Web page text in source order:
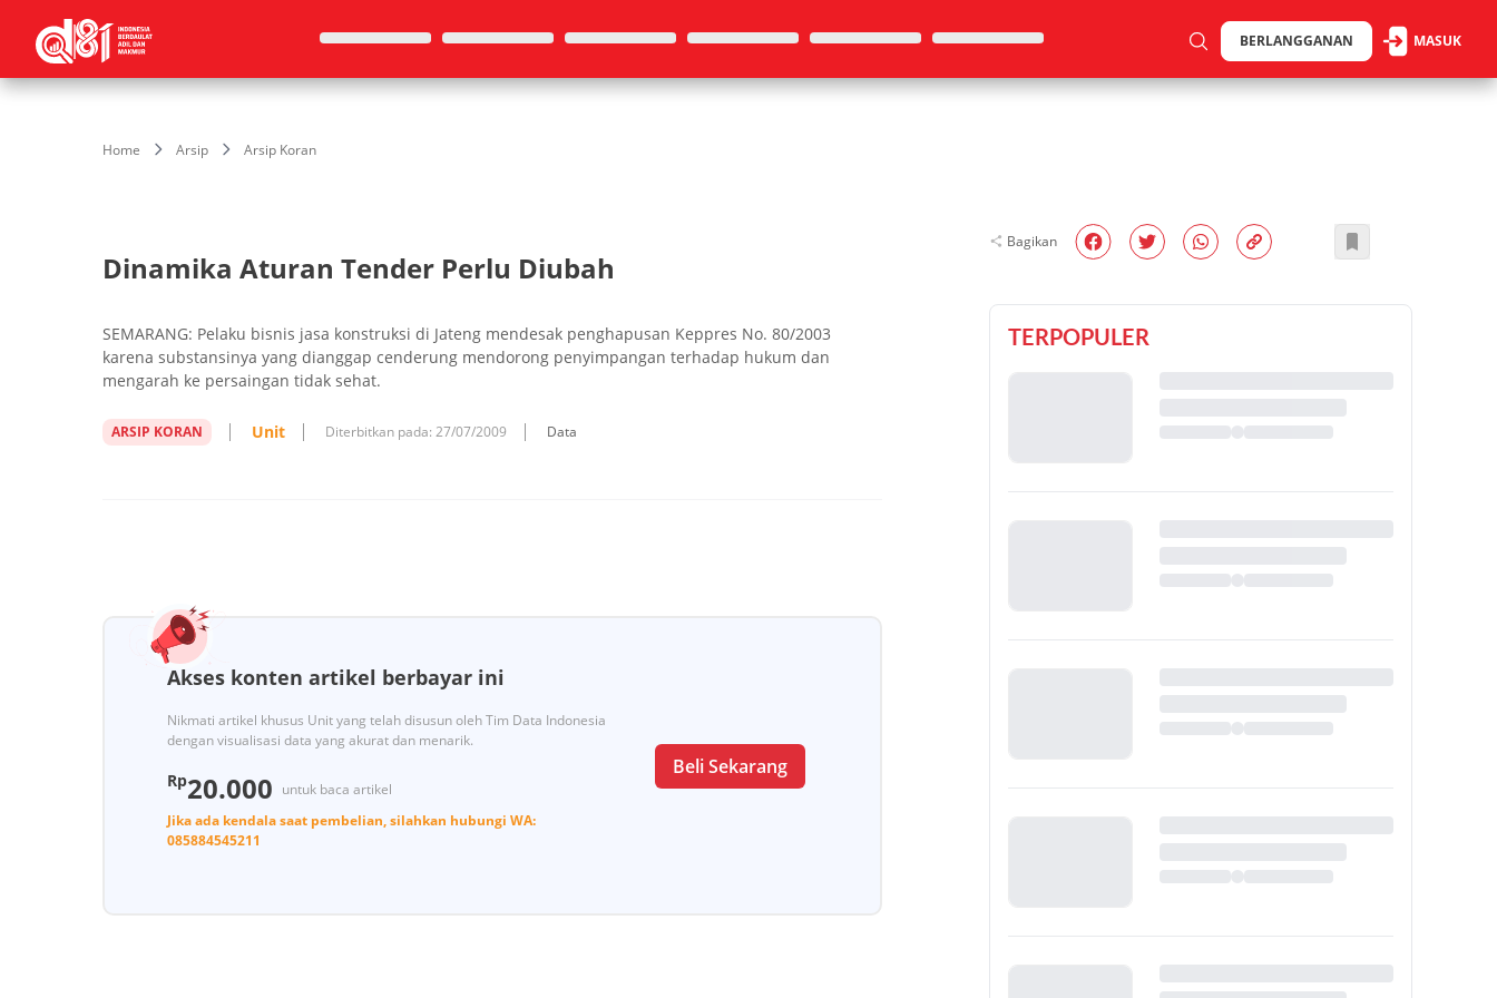
BERLANGGANAN MASUK
Home Arsip Arsip Koran
Dinamika Aturan Tender Perlu Diubah
SEMARANG: Pelaku bisnis jasa konstruksi di Jateng mendesak penghapusan Keppres No. 80/2003
karena substansinya yang dianggap cenderung mendorong penyimpangan terhadap hukum dan
mengarah ke persaingan tidak sehat.
ARSIP KORAN Unit Diterbitkan pada: 27/07/2009 Data
Akses konten artikel berbayar ini
Nikmati artikel khusus Unit yang telah disusun oleh Tim Data Indonesia
dengan visualisasi data yang akurat dan menarik.
Rp20.000 untuk baca artikel
Jika ada kendala saat pembelian, silahkan hubungi WA:
085884545211
Beli Sekarang
Bagikan
TERPOPULER